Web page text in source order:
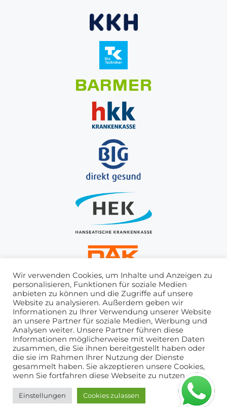
AGB IMPRESSUM DATENSCHUTZ HAFTUNGSAUSSCHLUSS
Wir verwenden Cookies, um Inhalte und Anzeigen zu
personalisieren, Funktionen für soziale Medien
anbieten zu können und die Zugriffe auf unsere
Website zu analysieren. Außerdem geben wir
Informationen zu Ihrer Verwendung unserer Website
an unsere Partner für soziale Medien, Werbung und
Analysen weiter. Unsere Partner führen diese
Informationen möglicherweise mit weiteren Daten
zusammen, die Sie ihnen bereitgestellt haben oder
die sie im Rahmen Ihrer Nutzung der Dienste
gesammelt haben. Sie akzeptieren unsere Cookies,
wenn Sie fortfahren diese Webseite zu nutzen.
Einstellungen Cookies zulassen